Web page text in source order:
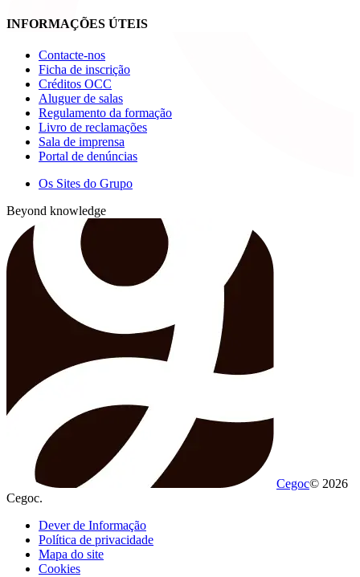
INFORMAÇÕES ÚTEIS
Contacte-nos
Ficha de inscrição
Créditos OCC
Aluguer de salas
Regulamento da formação
Livro de reclamações
Sala de imprensa
Portal de denúncias
Os Sites do Grupo
Beyond knowledge
Cegoc© 2026
Cegoc.
Dever de Informação
Política de privacidade
Mapa do site
Cookies